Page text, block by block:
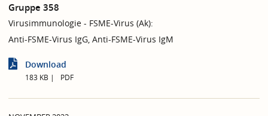
Gruppe 358
Virusimmunologie - FSME-Virus (Ak):
Anti-FSME-Virus IgG, Anti-FSME-Virus IgM
Download
183 KB PDF